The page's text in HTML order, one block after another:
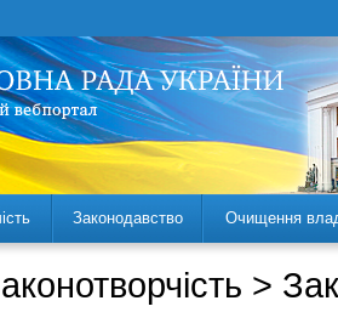
Законодавство Очищення
>